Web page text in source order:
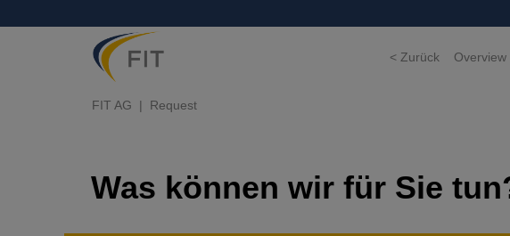
< Zurück Overview
FIT AG Request
Was können wir für Sie